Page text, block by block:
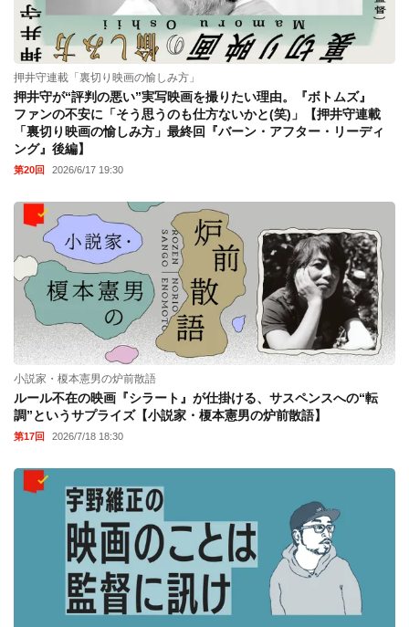
押井守連載「裏切り映画の愉しみ方」
押井守が“評判の悪い”実写映画を撮りたい理由。『ボトムズ』
ファンの不安に「そう思うのも仕方ないかと(笑)」【押井守連載
「裏切り映画の愉しみ方」最終回『バーン・アフター・リーディ
ング』後編】
第20回 2026/6/17 19:30
小説家・榎本憲男の炉前散語
ルール不在の映画『シラート』が仕掛ける、サスペンスへの“転
調”というサプライズ【小説家・榎本憲男の炉前散語】
第17回 2026/7/18 18:30